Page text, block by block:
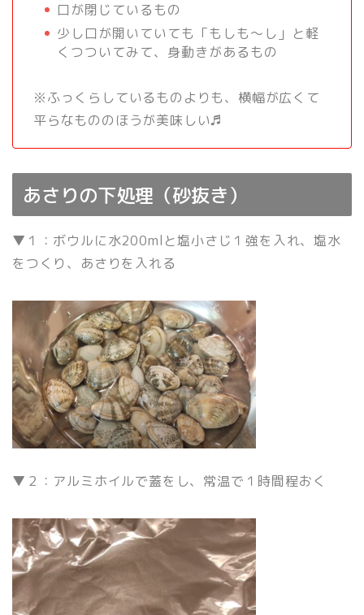
口が閉じているもの
少し口が開いていても「もしも～し」と軽
くつついてみて、身動きがあるもの
※ふっくらしているものよりも、横幅が広くて
平らなもののほうが美味しい♬
あさりの下処理（砂抜き）
▼１：ボウルに水200mlと塩小さじ１強を入れ、塩水
をつくり、あさりを入れる
▼２：アルミホイルで蓋をし、常温で１時間程おく